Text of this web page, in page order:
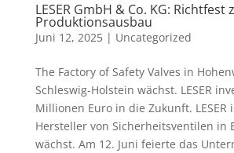
LESER GmbH & Co. KG: Richtfest
Produktionsausbau
Juni 12, 2025| Uncategorized
The Factory of Safety Valves in
Schleswig-Holstein wächst. LESER
Millionen Euro in die Zukunft.
Hersteller von Sicherheitsventilen in
wächst. Am 12. Juni feierte das